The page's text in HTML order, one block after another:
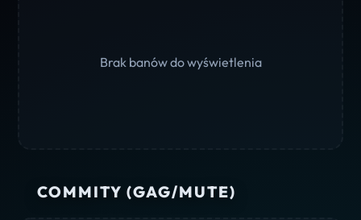
Brak banów do wyświetlenia
COMMITY (GAG/MUTE)